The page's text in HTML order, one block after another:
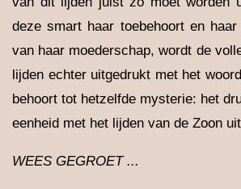
deze smart haar toebehoort en
van haar moederschap, wordt de
lijden echter uitgedrukt met het
behoort tot hetzelfde mysterie: het
eenheid met het lijden van de Zoon
WEES GEGROET ...